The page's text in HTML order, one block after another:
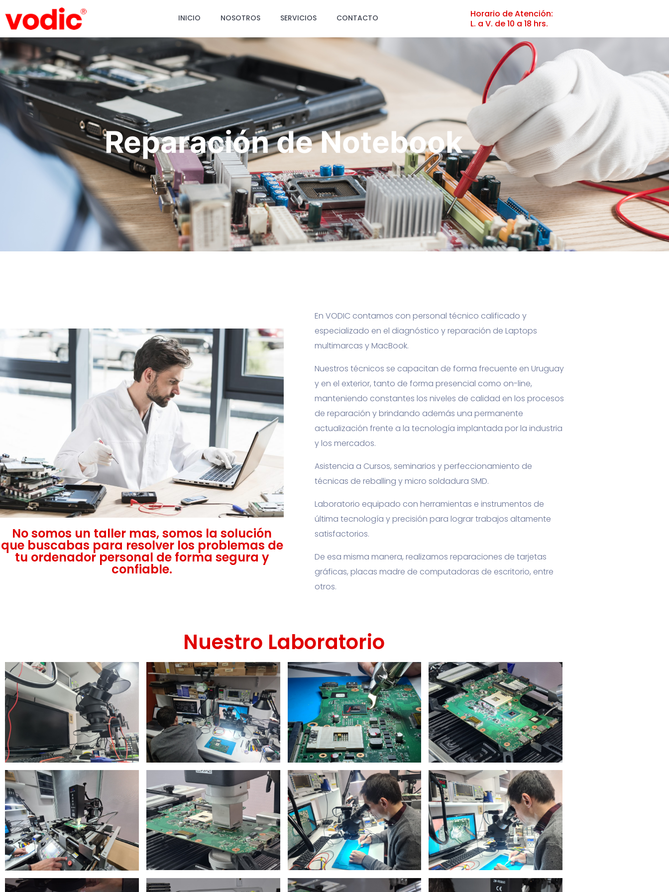
INICIO NOSOTROS SERVICIOS CONTACTO
Horario de Atención:
L. a V. de 10 a 18 hrs.
Reparación de Notebook
No somos un taller mas, somos la solución
que buscabas para resolver los problemas de
tu ordenador personal de forma segura y
confiable.
En VODIC contamos con personal técnico calificado y
especializado en el diagnóstico y reparación de Laptops
multimarcas y MacBook.
Nuestros técnicos se capacitan de forma frecuente en Uruguay
y en el exterior, tanto de forma presencial como on-line,
manteniendo constantes los niveles de calidad en los procesos
de reparación y brindando además una permanente
actualización frente a la tecnología implantada por la industria
y los mercados.
Asistencia a Cursos, seminarios y perfeccionamiento de
técnicas de reballing y micro soldadura SMD.
Laboratorio equipado con herramientas e instrumentos de
última tecnología y precisión para lograr trabajos altamente
satisfactorios.
De esa misma manera, realizamos reparaciones de tarjetas
gráficas, placas madre de computadoras de escritorio, entre
otros.
Nuestro Laboratorio